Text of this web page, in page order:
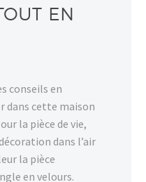
EN
conseils en
dans cette maison
la pièce de vie,
dans l’air
la pièce
en velours.